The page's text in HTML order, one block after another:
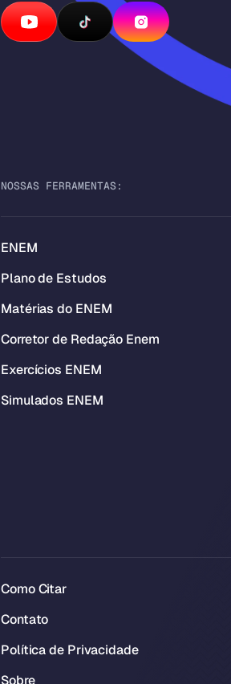
NOSSAS FERRAMENTAS:
ENEM
Plano de Estudos
Matérias do ENEM
Corretor de Redação Enem
Exercícios ENEM
Simulados ENEM
Como Citar
Contato
Política de Privacidade
Sobre